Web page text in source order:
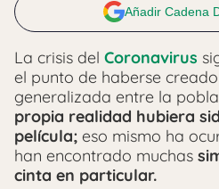
Añadir Cadena
La crisis del Coronavirus
el punto de haberse
generalizada entre la
propia realidad hubiera
película; eso mismo ha
han encontrado muchas
cinta en particular.